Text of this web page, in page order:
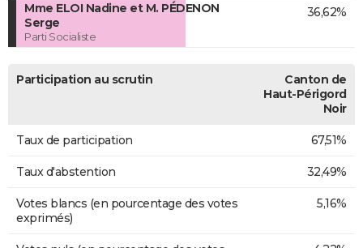
Mme ELOI Nadine et M. PÉDENON
Serge
Parti Socialiste
36,62%
Participation au scrutin
Canton de
Haut-Périgord
Noir
Taux de participation 67,51%
Taux d'abstention 32,49%
Votes blancs (en pourcentage des votes
exprimés)
5,16%